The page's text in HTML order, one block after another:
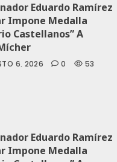
Eduardo Ramírez
Impone Medalla
Castellanos” A
6, 2026 0 53
Eduardo Ramírez
Impone Medalla